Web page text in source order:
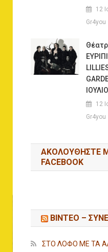
12
Gr4you
12
Gr4you
ΑΚΟΛΟΥΘΉΣΤΕ
FACEBOOK
ΒΙΝΤΕΟ –
ΣΤΟ ΛΟΦΟ ΜΕ ΤΑ